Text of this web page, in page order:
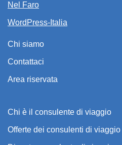
Nel Faro
WordPress-Italia
Chi siamo
Contattaci
Area riservata
Chi è il consulente di viaggio
Offerte dei consulenti di viaggio